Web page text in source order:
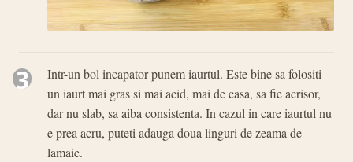
3
Intr-un bol incapator punem iaurtul. Este bine sa folositi
un iaurt mai gras si mai acid, mai de casa, sa fie acrisor,
dar nu slab, sa aiba consistenta. In cazul in care iaurtul nu
e prea acru, puteti adauga doua linguri de zeama de
lamaie.